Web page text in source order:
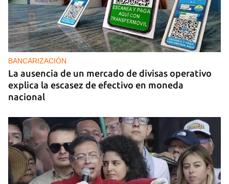
BANCARIZACIÓN
La ausencia de un mercado de divisas operativo
explica la escasez de efectivo en moneda
nacional